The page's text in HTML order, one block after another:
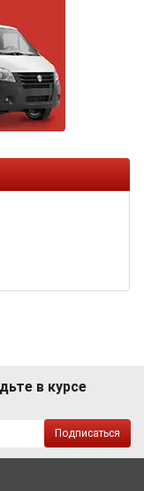
в курсе
Подписаться